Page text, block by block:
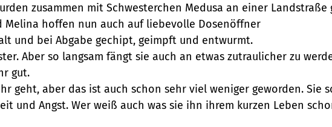
zusammen mit Schwesterchen Medusa an einer
Melina hoffen nun auch auf liebevolle Dosenöffner
und bei Abgabe gechipt, geimpft und entwurmt.
Aber so langsam fängt sie auch an etwas zutraulicher zu
gut.
geht, aber das ist auch schon sehr viel weniger geworden. Sie
und Angst. Wer weiß auch was sie ihn ihrem kurzen Leben